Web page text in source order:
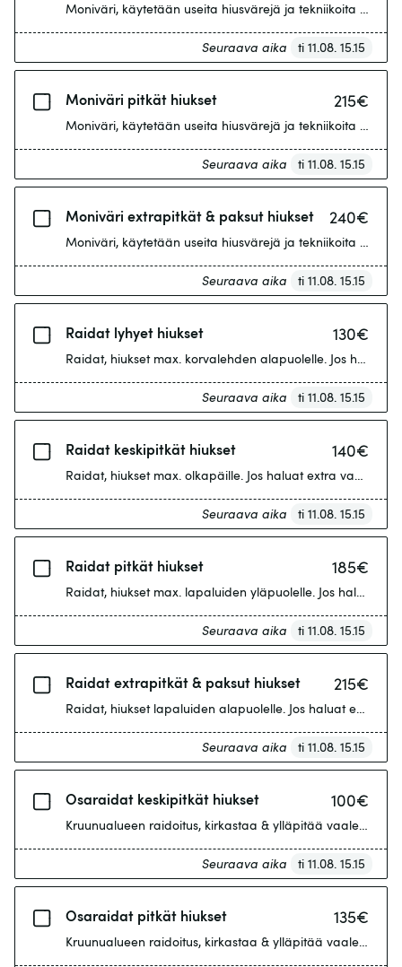
Moniväri, käytetään useita hiusvärejä ja tekniikoita
Seuraava aika ti 11.08. 15.15
Moniväri pitkät hiukset 215€
Moniväri, käytetään useita hiusvärejä ja tekniikoita
Seuraava aika ti 11.08. 15.15
Moniväri extrapitkät & paksut hiukset 240€
Moniväri, käytetään useita hiusvärejä ja tekniikoita
Seuraava aika ti 11.08. 15.15
Raidat lyhyet hiukset 130€
Raidat, hiukset max. korvalehden alapuolelle. Jos haluat
Seuraava aika ti 11.08. 15.15
Raidat keskipitkät hiukset 140€
Raidat, hiukset max. olkapäille. Jos haluat extra vaalean
Seuraava aika ti 11.08. 15.15
Raidat pitkät hiukset 185€
Raidat, hiukset max. lapaluiden yläpuolelle. Jos haluat
Seuraava aika ti 11.08. 15.15
Raidat extrapitkät & paksut hiukset 215€
Raidat, hiukset lapaluiden alapuolelle. Jos haluat extra
Seuraava aika ti 11.08. 15.15
Osaraidat keskipitkät hiukset 100€
Kruunualueen raidoitus, kirkastaa & ylläpitää vaaleutta.
Seuraava aika ti 11.08. 15.15
Osaraidat pitkät hiukset 135€
Kruunualueen raidoitus, kirkastaa & ylläpitää vaaleutta.